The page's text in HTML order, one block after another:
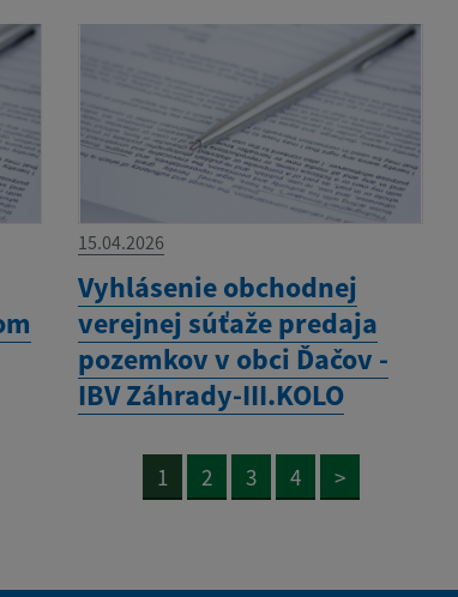
15.04.2026
Vyhlásenie obchodnej
verejnej súťaže predaja
pozemkov v obci Ďačov -
IBV Záhrady-III.KOLO
1 2 3 4 >